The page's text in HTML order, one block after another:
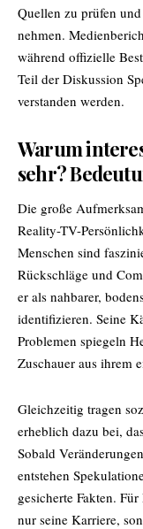
Quellen zu prüfen
nehmen.
während offizielle
Teil der Diskussion
verstanden werden.
Warum
sehr?
Die große
Reality-TV-
Menschen sind
Rückschläge und
er als nahbarer,
identifizieren. Seine
Problemen spiegeln
Zuschauer aus ihrem
Gleichzeitig tragen
erheblich dazu bei,
Sobald
entstehen
gesicherte Fakten.
nur seine Karriere,